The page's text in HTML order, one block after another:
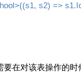
s2) =>
要在对该表操作的